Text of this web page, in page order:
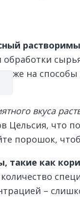
обработки
на
вкуса
Цельсия, что
порошок,
такие как
–